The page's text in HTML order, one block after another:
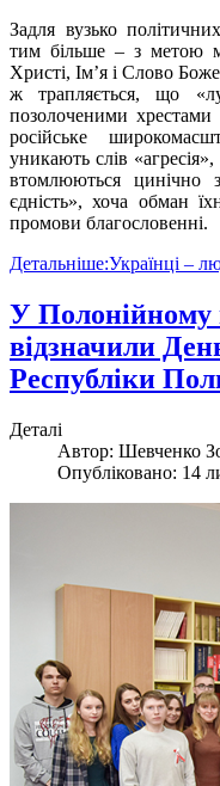
Задля вузько
тим більше – з метою
Христі, Ім’я і Слово
ж трапляється, що
позолоченими
російське
уникають слів
втомлюються цинічно
єдність», хоча обман
промови благословенні.
Детальніше:Українці –
У
відзначили
Республіки
Деталі
Автор: Шевченко
Опубліковано: 14